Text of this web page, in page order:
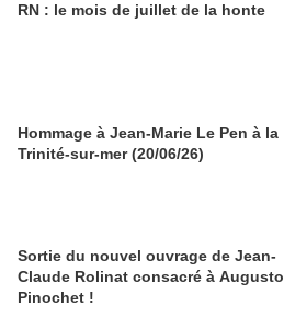
RN : le mois de juillet de la honte
Hommage à Jean-Marie Le Pen à la
Trinité-sur-mer (20/06/26)
Sortie du nouvel ouvrage de Jean-
Claude Rolinat consacré à Augusto
Pinochet !